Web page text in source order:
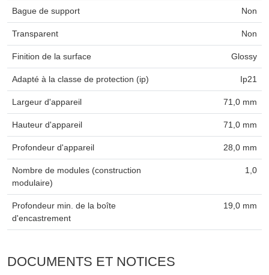
Bague de support Non
Transparent Non
Finition de la surface Glossy
Adapté à la classe de protection (ip) Ip21
Largeur d'appareil 71,0 mm
Hauteur d'appareil 71,0 mm
Profondeur d'appareil 28,0 mm
Nombre de modules (construction
modulaire)
1,0
Profondeur min. de la boîte
d'encastrement
19,0 mm
DOCUMENTS ET NOTICES